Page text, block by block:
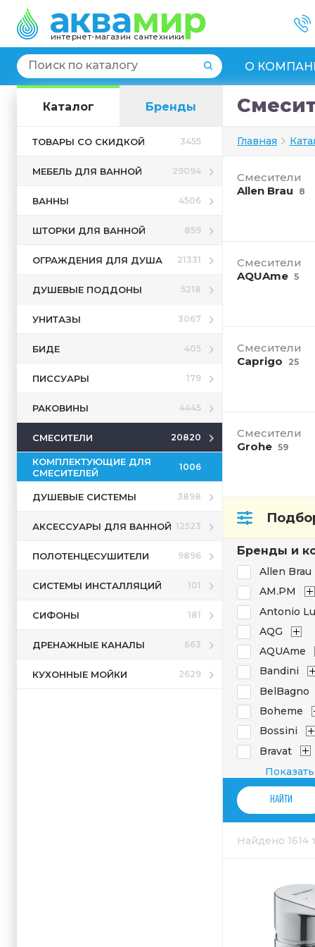
интернет-магазин сантехники
О
Каталог Бренды
ТОВАРЫ СО СКИДКОЙ 3455
МЕБЕЛЬ ДЛЯ ВАННОЙ 29094
ВАННЫ 4506
ШТОРКИ ДЛЯ ВАННОЙ 859
ОГРАЖДЕНИЯ ДЛЯ ДУША 21331
ДУШЕВЫЕ ПОДДОНЫ 5218
УНИТАЗЫ 3067
БИДЕ 405
ПИССУАРЫ 179
РАКОВИНЫ 4445
СМЕСИТЕЛИ 20820
КОМПЛЕКТУЮЩИЕ ДЛЯ
СМЕСИТЕЛЕЙ
1006
ДУШЕВЫЕ СИСТЕМЫ 3898
АКСЕССУАРЫ ДЛЯ ВАННОЙ 12523
ПОЛОТЕНЦЕСУШИТЕЛИ 9896
СИСТЕМЫ ИНСТАЛЛЯЦИЙ 101
СИФОНЫ 181
ДРЕНАЖНЫЕ КАНАЛЫ 663
КУХОННЫЕ МОЙКИ 2629
Главная
Смесители
Allen Brau
8
Смесители
AQUAme 5
Смесители
Caprigo
25
Смесители
Grohe 59
Бренды и
Allen Brau
AM.PM
Antonio
AQG
AQUAme
Bandini
BelBagno
Boheme
Bossini
Bravat
Bronze de
Burlington
Damixa
Devon &
Dornbracht
Найдено 1614